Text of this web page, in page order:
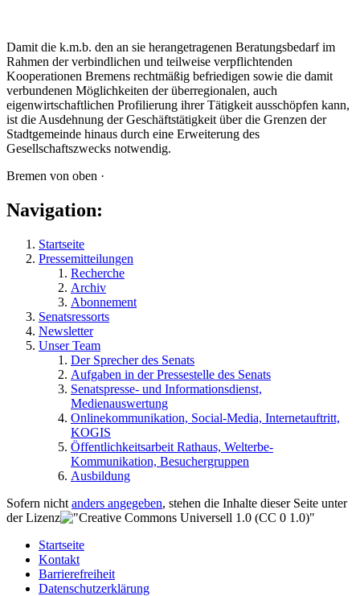
Damit die k.m.b. den an sie herangetragenen Beratungsbedarf im
Rahmen der verbindlichen und teilweise verpflichtenden
Kooperationen Bremens rechtmäßig befriedigen sowie die damit
verbundenen Möglichkeiten der überregionalen, auch
eigenwirtschaftlichen Profilierung ihrer Tätigkeit ausschöpfen kann,
ist die Ausdehnung der Geschäftstätigkeit über die Grenzen der
Stadtgemeinde hinaus durch eine Erweiterung des
Gesellschaftszwecks notwendig.
Bremen von oben ·
Navigation:
Startseite
Pressemitteilungen
Recherche
Archiv
Abonnement
Senatsressorts
Newsletter
Unser Team
Der Sprecher des Senats
Aufgaben in der Pressestelle des Senats
Senatspresse- und Informationsdienst,
Medienauswertung
Onlinekommunikation, Social-Media, Internetauftritt,
KOGIS
Öffentlichkeitsarbeit Rathaus, Welterbe-
Kommunikation, Besuchergruppen
Ausbildung
Sofern nicht anders angegeben, stehen die Inhalte dieser Seite unter
der Lizenz
Startseite
Kontakt
Barrierefreiheit
Datenschutzerklärung